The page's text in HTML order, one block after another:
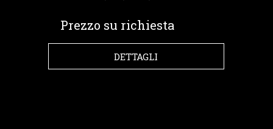
Prezzo su richiesta
DETTAGLI